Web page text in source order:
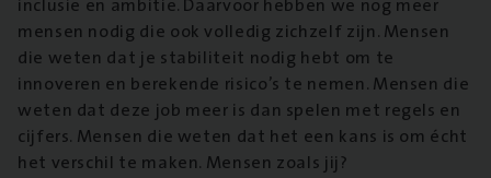
mensen nodig die ook volledig zichzelf zijn. Mensen
die weten dat je stabiliteit nodig hebt om te
innoveren en berekende risico’s te nemen. Mensen die
weten dat deze job meer is dan spelen met regels en
cijfers. Mensen die weten dat het een kans is om écht
het verschil te maken. Mensen zoals jij?